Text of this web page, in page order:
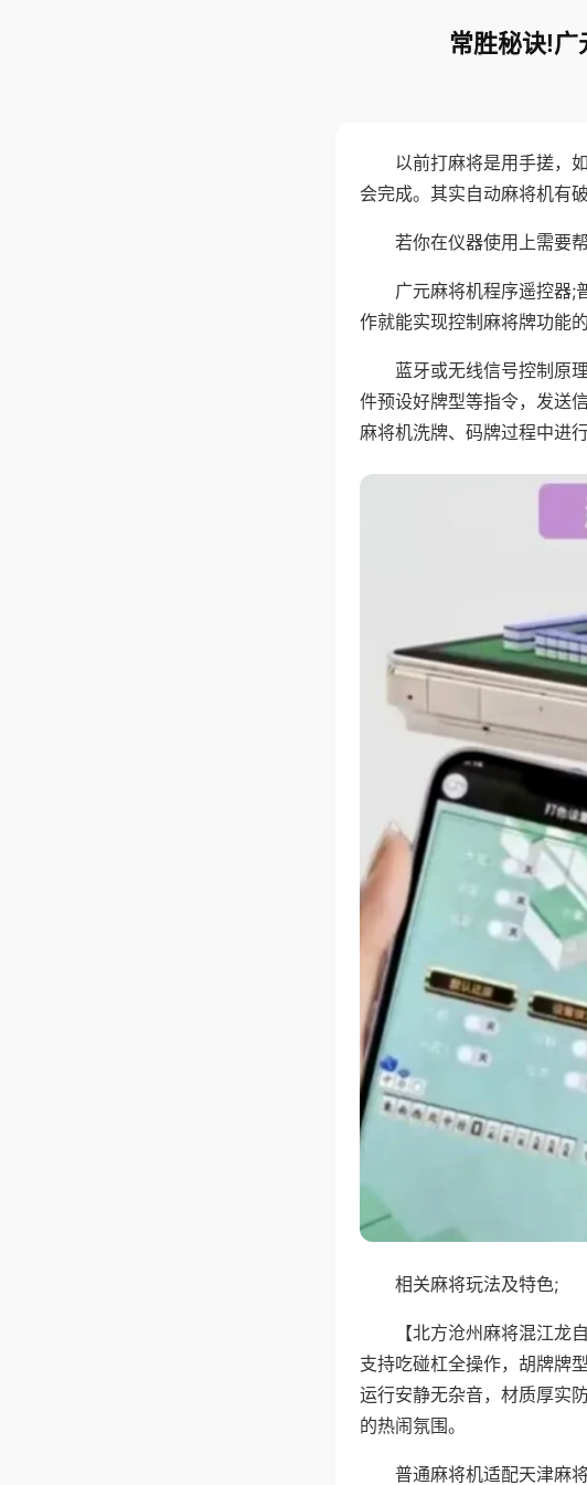
常胜秘诀!广
以前打麻将是用手搓，
会完成。其实自动麻将机有
若你在仪器使用上需要
广元麻将机程序遥控器;
作就能实现控制麻将牌功能
蓝牙或无线信号控制原
件预设好牌型等指令，发送
麻将机洗牌、码牌过程中进
相关麻将玩法及特色;
【北方沧州麻将混江龙
支持吃碰杠全操作，胡牌牌
运行安静无杂音，材质厚实
的热闹氛围。
普通麻将机适配天津麻